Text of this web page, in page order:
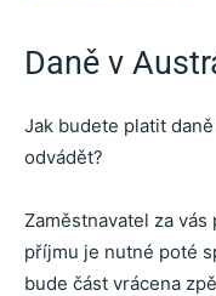
Daně v
Jak budete platit
odvádět?
Zaměstnavatel za
příjmu je nutné poté
bude část vrácena